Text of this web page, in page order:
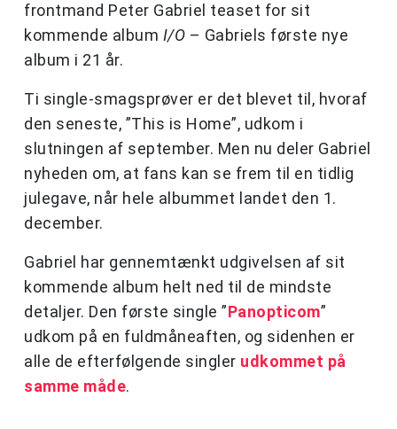
frontmand Peter Gabriel teaset for sit
kommende album I/O – Gabriels første nye
album i 21 år.
Ti single-smagsprøver er det blevet til, hvoraf
den seneste, ”This is Home”, udkom i
slutningen af september. Men nu deler Gabriel
nyheden om, at fans kan se frem til en tidlig
julegave, når hele albummet landet den 1.
december.
Gabriel har gennemtænkt udgivelsen af sit
kommende album helt ned til de mindste
detaljer. Den første single ”Panopticom”
udkom på en fuldmåneaften, og sidenhen er
alle de efterfølgende singler udkommet på
samme måde.